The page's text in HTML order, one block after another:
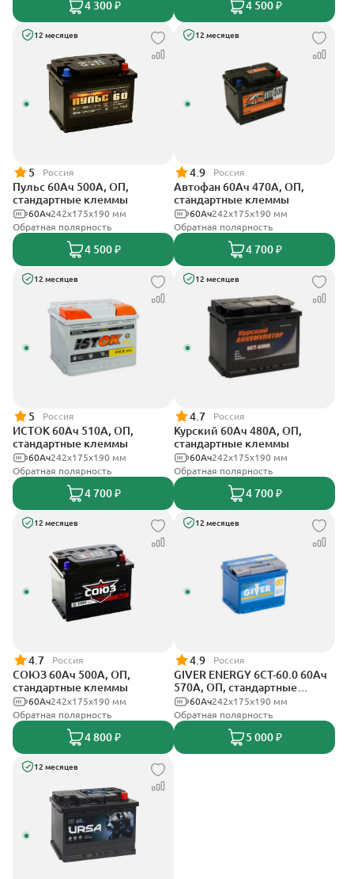
4 300 ₽ 4 500 ₽
12 месяцев
5 Россия
Пульс 60Ач 500А, ОП,
стандартные клеммы
242x175x190 мм
60Ач
Обратная полярность
4 500 ₽
12 месяцев
4.9 Россия
Автофан 60Ач 470А, ОП,
стандартные клеммы
242х175х190 мм
60Ач
Обратная полярность
4 700 ₽
12 месяцев
5 Россия
ИСТОК 60Ач 510А, ОП,
стандартные клеммы
242x175x190 мм
60Ач
Обратная полярность
4 700 ₽
12 месяцев
4.7 Россия
Курский 60Ач 480А, ОП,
стандартные клеммы
242x175x190 мм
60Ач
Обратная полярность
4 700 ₽
12 месяцев
4.7 Россия
СОЮЗ 60Ач 500А, ОП,
стандартные клеммы
242x175x190 мм
60Ач
Обратная полярность
4 800 ₽
12 месяцев
4.9 Россия
GIVER ENERGY 6СТ-60.0 60Ач
570А, ОП, стандартные
клеммы242х175х190 мм
60Ач
Обратная полярность
5 000 ₽
12 месяцев